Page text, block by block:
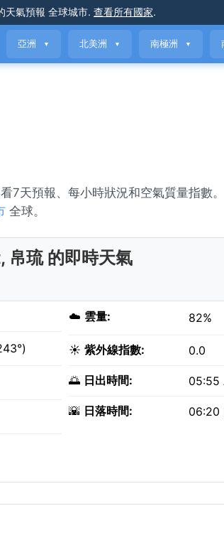
天氣預報 全球城市. 查看所有國家.
亞洲 ▼ 北美洲 ▼ 南極洲 ▼
7天預報、每小時狀況和空氣質量指數
全球。
琉 的即時天氣
☁️ 雲量: 82%
☀️ 紫外線指數: 0.0
🌅 日出時間: 05:55
🌇 日落時間: 06:20